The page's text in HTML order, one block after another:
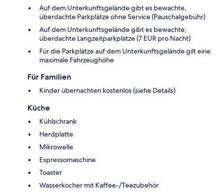
Auf dem Unterkunftsgelände gibt es bewachte,
überdachte Parkplätze ohne Service (Pauschalgebühr)
Auf dem Unterkunftsgelände gibt es bewachte,
überdachte Langzeitparkplätze (7 EUR pro Nacht)
Für die Parkplätze auf dem Unterkunftsgelände gilt eine
maximale Fahrzeughöhe
Für Familien
Kinder übernachten kostenlos (siehe Details)
Küche
Kühlschrank
Herdplatte
Mikrowelle
Espressomaschine
Toaster
Wasserkocher mit Kaffee-/Teezubehör